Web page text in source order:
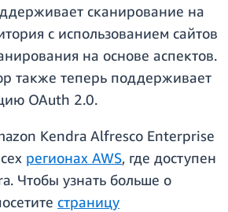
сканирование на
с использованием сайтов
на основе аспектов.
также теперь поддерживает
OAuth 2.0.
Kendra Alfresco Enterprise
регионах AWS, где доступен
Чтобы узнать больше о
страницу